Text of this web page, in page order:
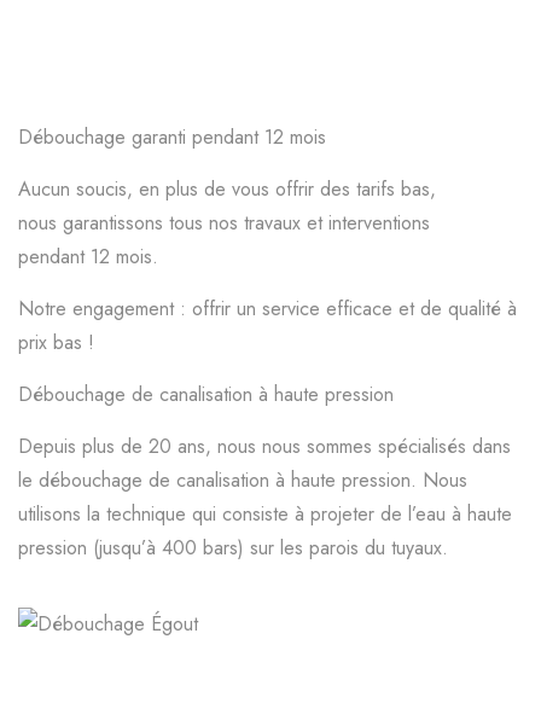
Débouchage garanti pendant 12 mois
Aucun soucis, en plus de vous offrir des tarifs bas,
nous garantissons tous nos travaux et interventions
pendant 12 mois.
Notre engagement : offrir un service efficace et de qualité à
prix bas !
Débouchage de canalisation à haute pression
Depuis plus de 20 ans, nous nous sommes spécialisés dans
le débouchage de canalisation à haute pression. Nous
utilisons la technique qui consiste à projeter de l’eau à haute
pression (jusqu’à 400 bars) sur les parois du tuyaux.